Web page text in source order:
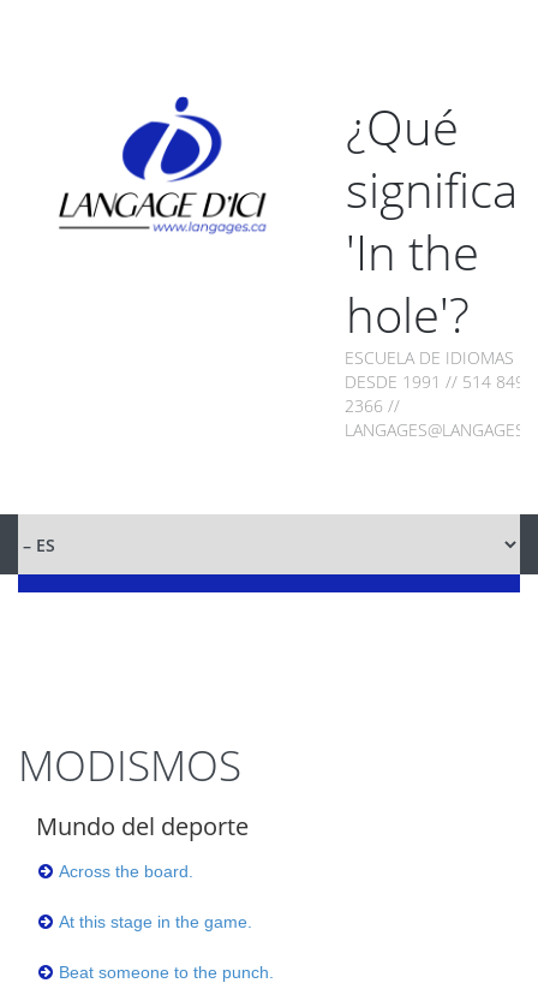
¿Qué
significa
'In the
hole'?
ESCUELA DE IDIOMAS
DESDE 1991 // 514 849-
2366 //
MODISMOS
Mundo del deporte
Across the board.
At this stage in the game.
Beat someone to the punch.